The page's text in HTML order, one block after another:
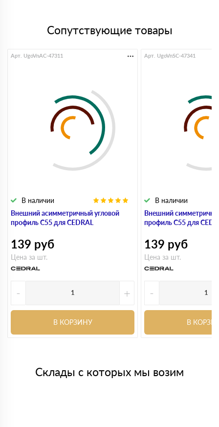
Сопутствующие товары
Внешний асимметричный угловой
профиль С55 для CEDRAL
В наличии
Арт. UgoVnAC-47311
139 руб
Цена за шт.
- +
В КОРЗИНУ
Внешний
профиль С55 для
В наличии
Арт. UgoVnSC-47341
139 руб
Цена за шт.
-
В
Склады с которых мы возим